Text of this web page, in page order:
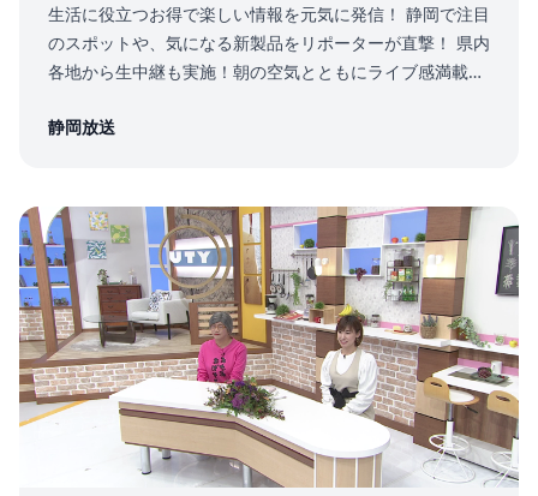
生活に役立つお得で楽しい情報を元気に発信！ 静岡で注目
のスポットや、気になる新製品をリポーターが直撃！ 県内
各地から生中継も実施！朝の空気とともにライブ感満載で
静岡放送